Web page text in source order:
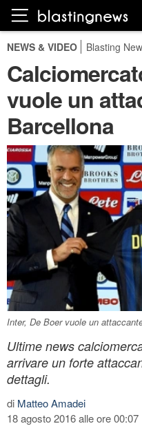
NEWS & VIDEO Blasting
vuole un
Barcellona
Inter, De Boer vuole un
Ultime news
arrivare un forte
dettagli.
di Matteo Amadei
18 agosto 2016 alle ore 00:07